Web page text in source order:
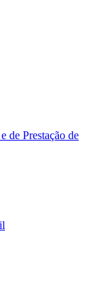
de Prestação de